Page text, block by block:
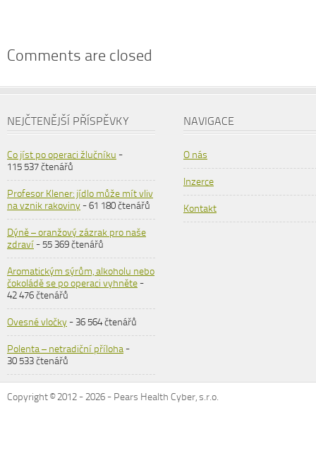
Comments are closed
NEJČTENĚJŠÍ PŘÍSPĚVKY
Co jíst po operaci žlučníku -
115 537 čtenářů
Profesor Klener: jídlo může mít vliv
na vznik rakoviny- 61 180 čtenářů
Dýně – oranžový zázrak pro naše
zdraví- 55 369 čtenářů
Aromatickým sýrům, alkoholu nebo
čokoládě se po operaci vyhněte-
42 476 čtenářů
Ovesné vločky- 36 564 čtenářů
Polenta – netradiční příloha-
30 533 čtenářů
NAVIGACE
O nás
Inzerce
Kontakt
Copyright © 2012 -2026 - Pears Health Cyber, s.r.o.